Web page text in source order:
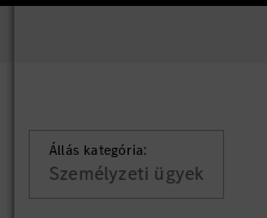
Állás kategória:
Személyzeti ügyek